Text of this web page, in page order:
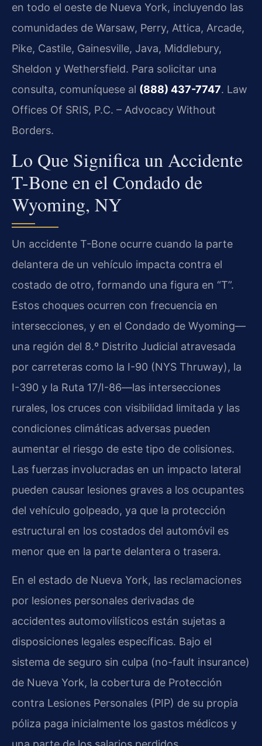
en todo el oeste de Nueva York, incluyendo las
comunidades de Warsaw, Perry, Attica, Arcade,
Pike, Castile, Gainesville, Java, Middlebury,
Sheldon y Wethersfield. Para solicitar una
consulta, comuníquese al (888) 437-7747. Law
Offices Of SRIS, P.C. – Advocacy Without
Borders.
Lo Que Significa un Accidente
T-Bone en el Condado de
Wyoming, NY
Un accidente T-Bone ocurre cuando la parte
delantera de un vehículo impacta contra el
costado de otro, formando una figura en “T”.
Estos choques ocurren con frecuencia en
intersecciones, y en el Condado de Wyoming—
una región del 8.º Distrito Judicial atravesada
por carreteras como la I-90 (NYS Thruway), la
I-390 y la Ruta 17/I-86—las intersecciones
rurales, los cruces con visibilidad limitada y las
condiciones climáticas adversas pueden
aumentar el riesgo de este tipo de colisiones.
Las fuerzas involucradas en un impacto lateral
pueden causar lesiones graves a los ocupantes
del vehículo golpeado, ya que la protección
estructural en los costados del automóvil es
menor que en la parte delantera o trasera.
En el estado de Nueva York, las reclamaciones
por lesiones personales derivadas de
accidentes automovilísticos están sujetas a
disposiciones legales específicas. Bajo el
sistema de seguro sin culpa (no-fault insurance)
de Nueva York, la cobertura de Protección
contra Lesiones Personales (PIP) de su propia
póliza paga inicialmente los gastos médicos y